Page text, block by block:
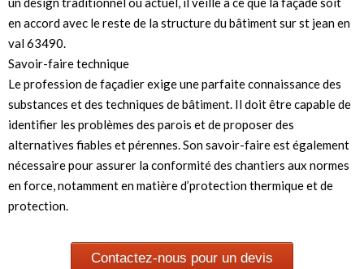
en accord avec le reste de la structure du bâtiment sur st jean en
val 63490.
Savoir-faire technique
Le profession de façadier exige une parfaite connaissance des
substances et des techniques de bâtiment. Il doit être capable de
identifier les problèmes des parois et de proposer des
alternatives fiables et pérennes. Son savoir-faire est également
nécessaire pour assurer la conformité des chantiers aux normes
en force, notamment en matière d’protection thermique et de
protection.
Contactez-nous pour un devis